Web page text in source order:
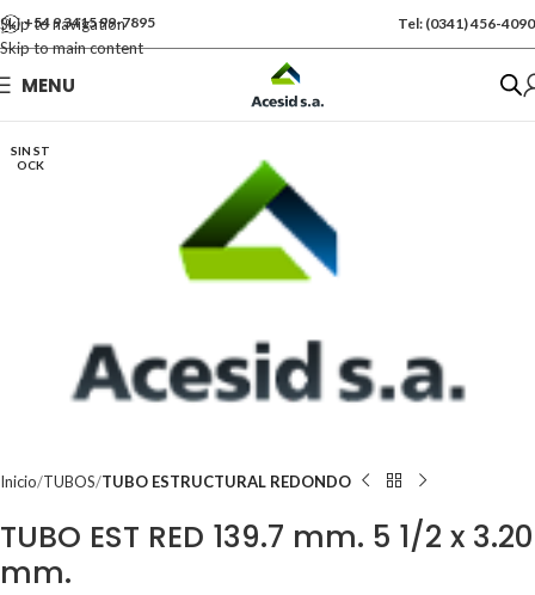
Skip to navigation
Skip to main content
+54 9 3415 99-7895 Tel: (0341) 456-4090
MENU
SIN ST
OCK
Inicio TUBOS TUBO ESTRUCTURAL REDONDO
TUBO EST RED 139.7 mm. 5 1/2 x 3.20
mm.
Se vende por Und